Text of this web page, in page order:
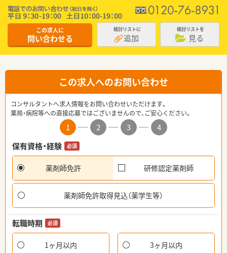
この求人に
問い合わせる
検討リストに
追加
検討リストを
見る
この求人へのお問い合わせ
コンサルタントへ求人情報をお問い合わせいただけます。
薬局・病院等への直接応募ではございませんので、ご安心ください。
1 2 3
4
保有資格・経験
必須
薬剤師免許 研修認定薬剤師
薬剤師免許取得見込（薬学生等）
転職時期 必須
1ヶ月以内 3ヶ月以内